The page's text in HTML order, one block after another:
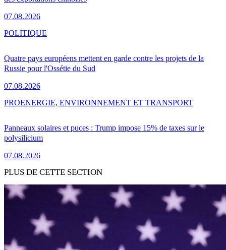
07.08.2026
Quatre pays européens mettent en garde contre les projets de la
Russie pour l'Ossétie du Sud
07.08.2026
POLITIQUE
Panneaux solaires et puces : Trump impose 15% de taxes sur le
polysilicium
07.08.2026
PROENERGIE, ENVIRONNEMENT ET TRANSPORT
PLUS DE CETTE SECTION